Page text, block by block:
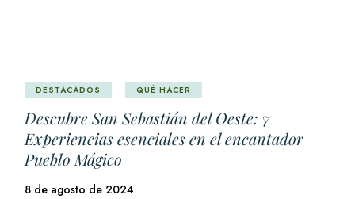
DESTACADOS QUÉ HACER
Descubre San Sebastián del Oeste: 7
Experiencias esenciales en el encantador
Pueblo Mágico
8 de agosto de 2024